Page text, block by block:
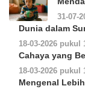
31-07-
Dunia dalam
18-03-2026 pukul
Cahaya yang
18-03-2026 pukul
Mengenal